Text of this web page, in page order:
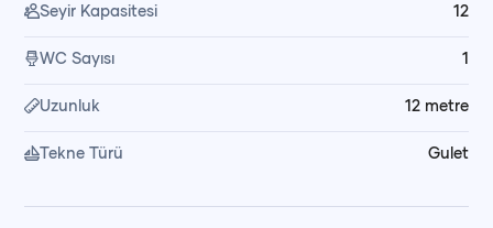
koyların sakin atmosferinde keyif yapabilirsiniz.
tekne mürettebatımız tarafından özenle hazırlanır ve servis
Seyir Kapasitesi 12
WC Sayısı 1
Uzunluk 12 metre
Tekne Türü Gulet